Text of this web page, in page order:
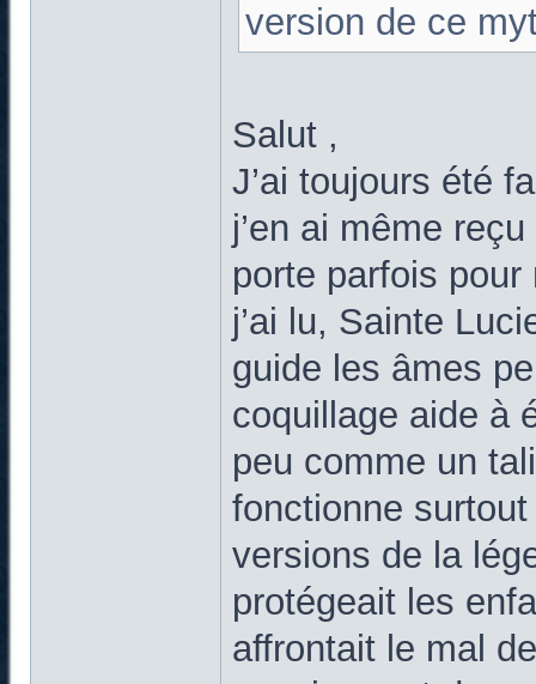
version de ce
Salut ,
J’ai toujours été
j’en ai même
porte parfois
j’ai lu, Sainte
guide les âmes
coquillage aide à
peu comme un
fonctionne
versions de la
protégeait les
affrontait le mal